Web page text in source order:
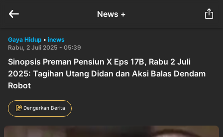
News +
Gaya Hidup • inews
Rabu, 2 Juli 2025 - 05:39
Sinopsis Preman Pensiun X Eps 17B, Rabu 2 Juli
2025: Tagihan Utang Didan dan Aksi Balas Dendam
Robot
Dengarkan Berita